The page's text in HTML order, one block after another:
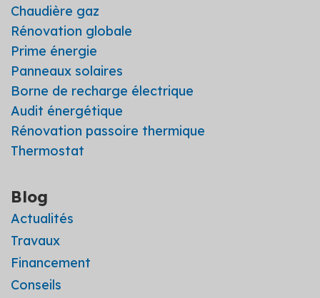
Chaudière gaz
Rénovation globale
Prime énergie
Panneaux solaires
Borne de recharge électrique
Audit énergétique
Rénovation passoire thermique
Thermostat
Blog
Actualités
Travaux
Financement
Conseils